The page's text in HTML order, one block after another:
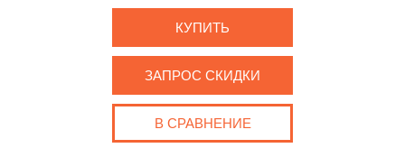
КУПИТЬ
ЗАПРОС СКИДКИ
В СРАВНЕНИЕ